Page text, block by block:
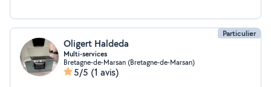
Particulier
Oligert Haldeda
Multi-services
Bretagne-de-Marsan (Bretagne-de-Marsan)
5/5 (1 avis)